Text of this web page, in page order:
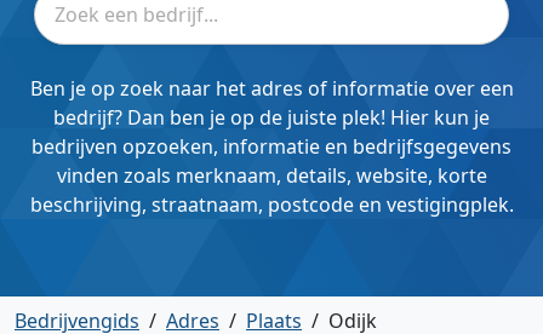
Ben je op zoek naar het adres of informatie over een
bedrijf? Dan ben je op de juiste plek! Hier kun je
bedrijven opzoeken, informatie en bedrijfsgegevens
vinden zoals merknaam, details, website, korte
beschrijving, straatnaam, postcode en vestigingplek.
Bedrijvengids / Adres / Plaats / Odijk